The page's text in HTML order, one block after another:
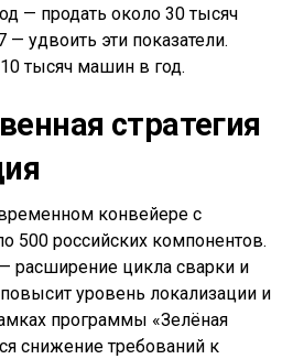
— продать около 30 тысяч
удвоить эти показатели.
тысяч машин в год.
стратегия
конвейере с
500 российских компонентов.
расширение цикла сварки и
уровень локализации и
программы «Зелёная
снижение требований к